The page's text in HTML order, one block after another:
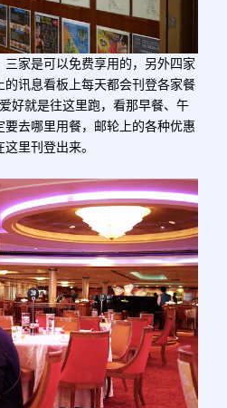
家是可以免费享用的，另外四家
讯息看板上每天都会刊登各家餐
好就是往这里跑，看那早餐、午
去哪里用餐，邮轮上的各种优惠
里刊登出来。